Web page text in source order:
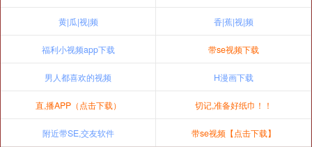
黄|瓜|视|频 香|蕉|视|频
福利小视频app下载 带se视频下载
男人都喜欢的视频 H漫画下载
直,播APP（点击下载） 切记,准备好纸巾！！
附近带SE,交友软件 带se视频【点击下载】